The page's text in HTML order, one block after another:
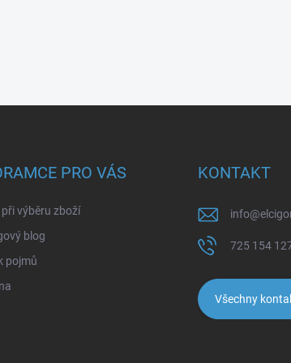
PRO VÁS
při výběru zboží
blog
pojmů
KONTAKT
info@
725 154
Všechny